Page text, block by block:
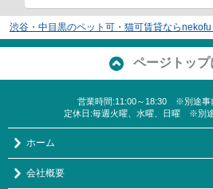
渋谷・中目黒のペット可・猫可賃貸ならnekofu
ページトップ
営業時間:11:00～18:30 ※別途事
定休日:毎週火曜、水曜、日曜 ※別
ホーム
会社概要